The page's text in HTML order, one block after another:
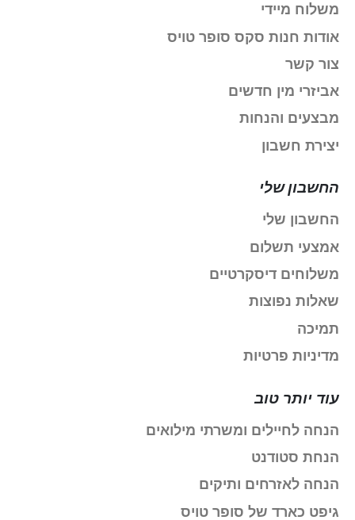
משלוח מיידי
אודות חנות סקס סופר טויס
צור קשר
אביזרי מין חדשים
מבצעים והנחות
יצירת חשבון
החשבון שלי
החשבון שלי
אמצעי תשלום
משלוחים דיסקרטיים
שאלות נפוצות
תמיכה
מדיניות פרטיות
עוד יותר טוב
הנחה לחיילים ומשרתי מילואים
הנחת סטודנט
הנחה לאזרחים ותיקים
גיפט כארד של סופר טויס